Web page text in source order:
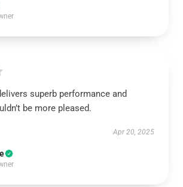
superb performance and
be more pleased.
Apr 20, 2025